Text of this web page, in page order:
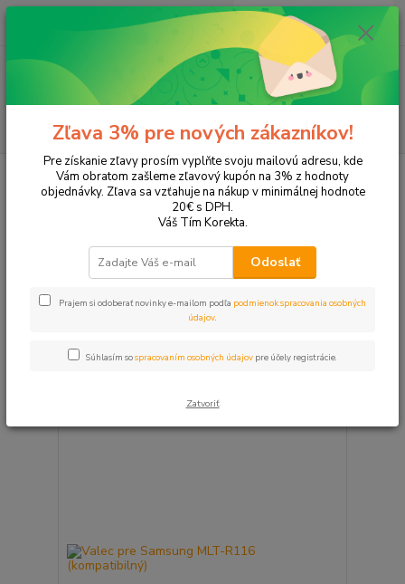
Hľadať
ks
za 0,00 EUR
Tonery a náplne do tlačiarní SAMSUNG SL-M2885
Upresniť parametre
Najdrahšie
Zobrazujem 1-2 z 2
Zľava 3% pre nových zákazníkov!
Pre získanie zľavy prosím vyplňte svoju mailovú adresu, kde
Vám obratom zašleme zľavový kupón na 3% z hodnoty
objednávky. Zľava sa vzťahuje na nákup v minimálnej hodnote
20€ s DPH.
Váš Tím Korekta.
Odoslať
Prajem si odoberať novinky e-mailom podľa podmienok spracovania osobných
údajov.
Súhlasím sospracovaním osobných údajov pre účely registrácie.
Zatvoriť